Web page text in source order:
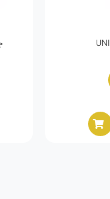
جک دو ستون آپو چهار تن APO-40C